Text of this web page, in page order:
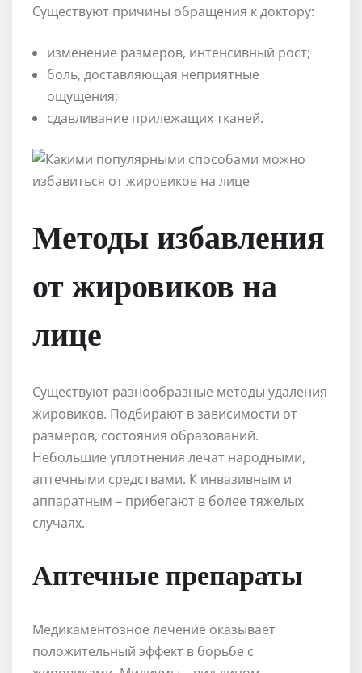
Существуют причины обращения к доктору:
изменение размеров, интенсивный рост;
боль, доставляющая неприятные
ощущения;
сдавливание прилежащих тканей.
Методы избавления
от жировиков на
лице
Существуют разнообразные методы удаления
жировиков. Подбирают в зависимости от
размеров, состояния образований.
Небольшие уплотнения лечат народными,
аптечными средствами. К инвазивным и
аппаратным – прибегают в более тяжелых
случаях.
Аптечные препараты
Медикаментозное лечение оказывает
положительный эффект в борьбе с